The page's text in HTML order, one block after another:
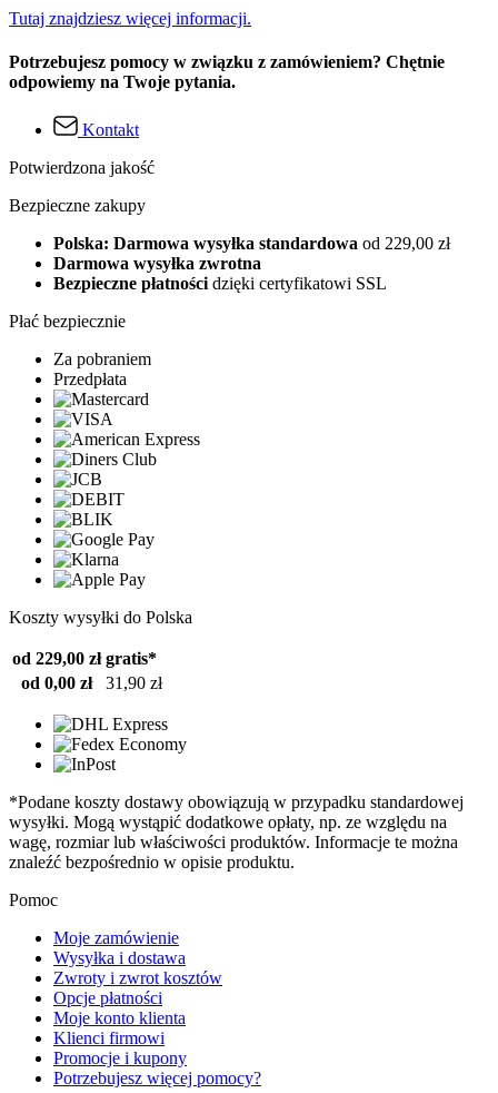
Tutaj znajdziesz więcej informacji.
Potrzebujesz pomocy w związku z zamówieniem? Chętnie
odpowiemy na Twoje pytania.
Kontakt
Potwierdzona jakość
Bezpieczne zakupy
Polska: Darmowa wysyłka standardowa od 229,00 zł
Darmowa wysyłka zwrotna
Bezpieczne płatności dzięki certyfikatowi SSL
Płać bezpiecznie
Za pobraniem
Przedpłata
Koszty wysyłki do Polska
od 229,00 zł gratis*
od 0,00 zł
31,90 zł
*Podane koszty dostawy obowiązują w przypadku standardowej
wysyłki. Mogą wystąpić dodatkowe opłaty, np. ze względu na
wagę, rozmiar lub właściwości produktów. Informacje te można
znaleźć bezpośrednio w opisie produktu.
Pomoc
Moje zamówienie
Wysyłka i dostawa
Zwroty i zwrot kosztów
Opcje płatności
Moje konto klienta
Klienci firmowi
Promocje i kupony
Potrzebujesz więcej pomocy?